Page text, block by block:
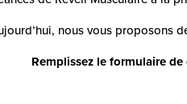
nous vous proposons
Remplissez le formulaire